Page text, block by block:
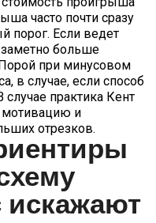
часто почти сразу
порог. Если ведет
заметно больше
при минусовом
в случае, если способ
практика Кент
мотивацию и
отрезков.
искажают